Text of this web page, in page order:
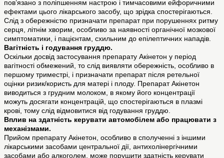
пов’язано з поліпшенням настрою і тимчасовими ейфоричними
ефектами цього лікарського засобу, що зрідка спостерігаються.
Слід з обережністю призначати препарат при порушеннях ритму
серця, літнім хворим, особливо за наявності органічної мозкової
симптоматики, і пацієнтам, схильним до епілептичних нападів.
Вагітність і годування груддю.
Оскільки досвід застосування препарату Акінетон у період
вагітності обмежений, то слід виявляти обережність, особливо в
першому триместрі, і призначати препарат після ретельної
оцінки ризик/користь для матері і плоду. Препарат Акінетон
виводиться з грудним молоком, в якому його концентрації
можуть досягати концентрацій, що спостерігаються в плазмі
крові, тому слід відмовитися від годування груддю.
Вплив на здатність керувати автомобілем або працювати з
механізмами.
Прийом препарату Акінетон, особливо в сполученні з іншими
лікарськими засобами центральної дії, антихолінергічними
засобами або алкоголем, може порушити здатність керувати